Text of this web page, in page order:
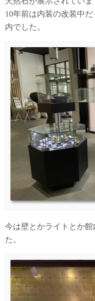
10年前は内装の改装中
内でした。
今は壁とかライトとか
た。